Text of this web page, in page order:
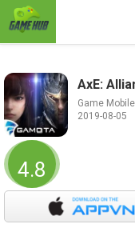
AxE:
Game
2019-08-05
4.83333